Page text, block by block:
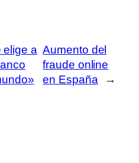
elige a Aumento del
fraude online
en España
→